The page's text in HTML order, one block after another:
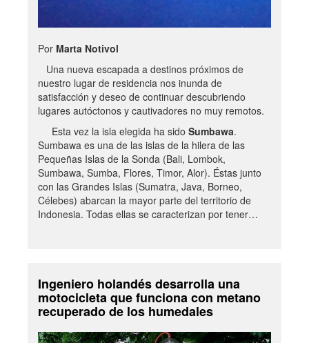
Por Marta Notivol
Una nueva escapada a destinos próximos de
nuestro lugar de residencia nos inunda de
satisfacción y deseo de continuar descubriendo
lugares autóctonos y cautivadores no muy remotos.
Esta vez la isla elegida ha sido Sumbawa.
Sumbawa es una de las islas de la hilera de las
Pequeñas Islas de la Sonda (Bali, Lombok,
Sumbawa, Sumba, Flores, Timor, Alor). Éstas junto
con las Grandes Islas (Sumatra, Java, Borneo,
Célebes) abarcan la mayor parte del territorio de
Indonesia. Todas ellas se caracterizan por tener…
Ingeniero holandés desarrolla una
motocicleta que funciona con metano
recuperado de los humedales